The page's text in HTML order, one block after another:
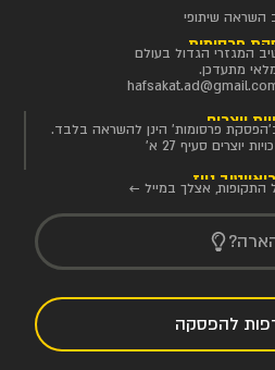
השראה שיתופי
פרסומות
המגזרי הגדול בעולם
מתעדכן.
יוצריםפרסומות' הינן להשראה בלבד.
יוצרים סעיף 27 א'
ניוז
התקופות, אצלך במייל ←
להפסקה